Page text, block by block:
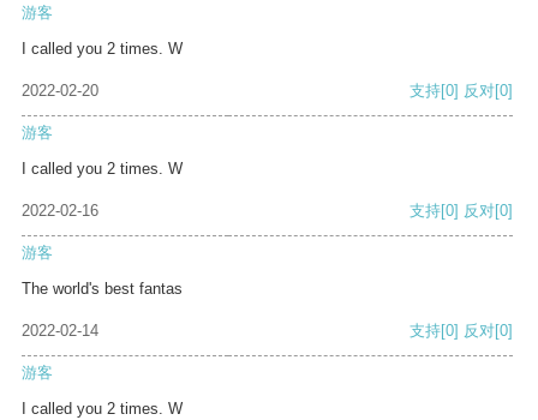
游客
I called you 2 times. W
2022-02-20 支持[0] 反对[0]
游客
I called you 2 times. W
2022-02-16 支持[0] 反对[0]
游客
The world's best fantas
2022-02-14 支持[0] 反对[0]
游客
I called you 2 times. W